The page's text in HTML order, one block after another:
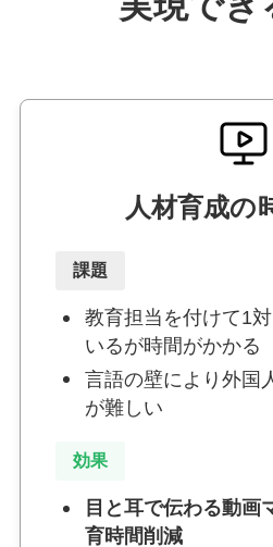
人材育成の
課題
教育担当を付けて1
いるが時間がかかる
言語の壁により外国
が難しい
効果
目と耳で伝わる動画
育時間削減